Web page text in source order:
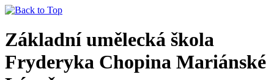
Základní umělecká škola
Fryderyka Chopina Mariánské